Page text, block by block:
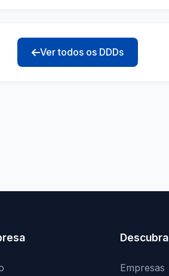
Ver todos os DDDs
Descubra
Empresas